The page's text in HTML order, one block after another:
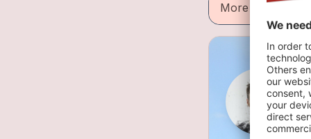
More information